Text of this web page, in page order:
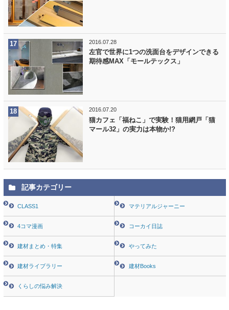
2016.07.28
左官で世界に1つの洗面台をデザインできる
期待感MAX「モールテックス」
2016.07.20
猫カフェ「福ねこ」で実験！猫用網戸「猫
マール32」の実力は本物か!?
記事カテゴリー
CLASS1 マテリアルジャーニー
4コマ漫画 コーカイ日誌
建材まとめ・特集 やってみた
建材ライブラリー 建材Books
くらしの悩み解決